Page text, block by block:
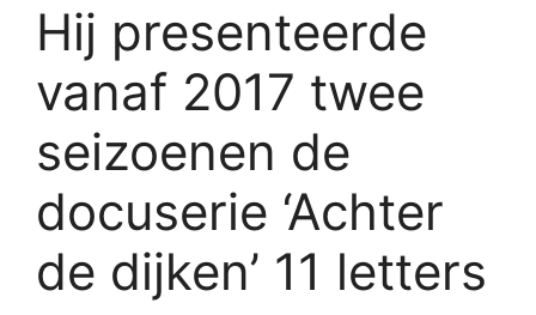
Hij presenteerde
vanaf 2017 twee
seizoenen de
docuserie ‘Achter
de dijken’ 11 letters